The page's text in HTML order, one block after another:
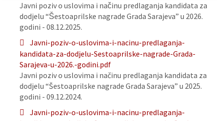
Javni poziv o uslovima i načinu predlaganja kandidata za
dodjelu “Šestoaprilske nagrade Grada Sarajeva” u 2026.
godini - 08.12.2025.
Javni-poziv-o-uslovima-i-nacinu-predlaganja-
kandidata-za-dodjelu-Sestoaprilske-nagrade-Grada-
Sarajeva-u-2026.-godini.pdf
Javni poziv o uslovima i načinu predlaganja kandidata za
dodjelu “Šestoaprilske nagrade Grada Sarajeva” u 2025.
godini - 09.12.2024.
Javni-poziv-o-uslovima-i-nacinu-predlaganja-